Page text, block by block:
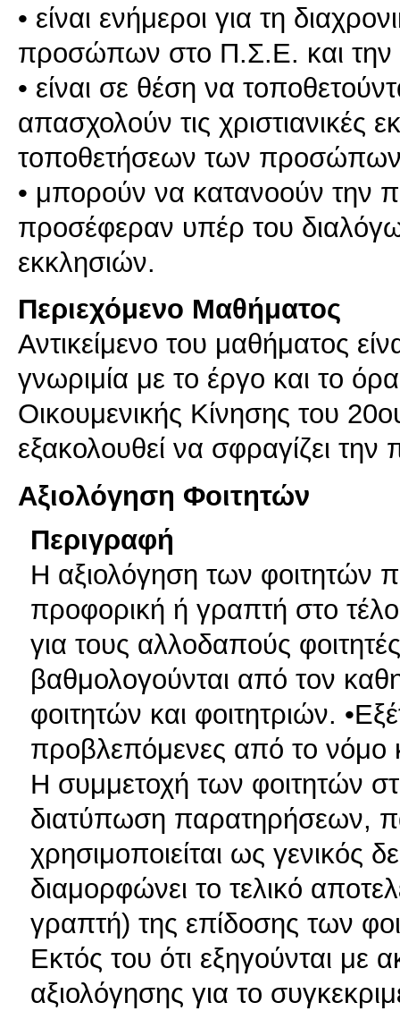
• είναι ενήμεροι για τη
προσώπων στο Π.Σ.Ε. και την
• είναι σε θέση να
απασχολούν τις χριστιανικές
τοποθετήσεων των
• μπορούν να κατανοούν την
προσέφεραν υπέρ του
εκκλησιών.
Περιεχόμενο Μαθήματος
Αντικείμενο του μαθήματος
γνωριμία με το έργο και το
Οικουμενικής Κίνησης του
εξακολουθεί να σφραγίζει την
Αξιολόγηση Φοιτητών
Περιγραφή
Η αξιολόγηση των φοιτητών
προφορική ή γραπτή στο
για τους αλλοδαπούς
βαθμολογούνται από τον
φοιτητών και φοιτητριών.
προβλεπόμενες από το νόμο
Η συμμετοχή των φοιτητών
διατύπωση παρατηρήσεων,
χρησιμοποιείται ως γενικός
διαμορφώνει το τελικό
γραπτή) της επίδοσης των
Εκτός του ότι εξηγούνται με
αξιολόγησης για το